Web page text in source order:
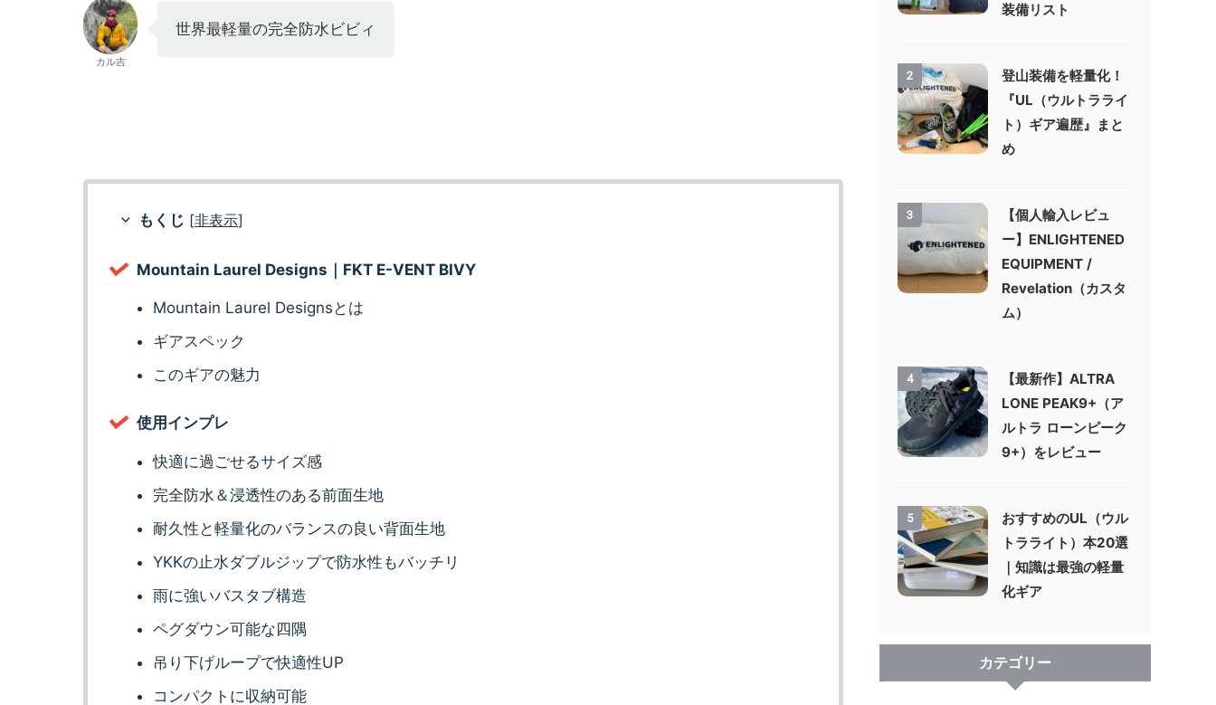
カル吉
世界最軽量の完全防水ビビィ
もくじ [非表示]
Mountain Laurel Designs｜FKT E-VENT BIVY
Mountain Laurel Designsとは
ギアスペック
このギアの魅力
使用インプレ
快適に過ごせるサイズ感
完全防水＆浸透性のある前面生地
耐久性と軽量化のバランスの良い背面生地
YKKの止水ダブルジップで防水性もバッチリ
雨に強いバスタブ構造
ペグダウン可能な四隅
吊り下げループで快適性UP
コンパクトに収納可能
装備リスト
2
登山装備を軽量化！
『UL（ウルトラライ
ト）ギア遍歴』まと
め
3
【個人輸入レビュ
ー】ENLIGHTENED
EQUIPMENT /
Revelation（カスタ
ム）
4
【最新作】ALTRA
LONE PEAK9+（ア
ルトラ ローンピーク
9+）をレビュー
5
おすすめのUL（ウル
トラライト）本20選
｜知識は最強の軽量
化ギア
カテゴリー